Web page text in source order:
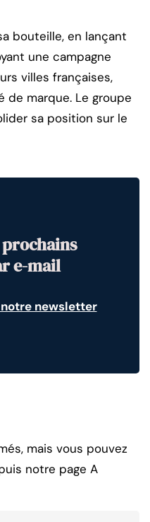
bouteille, en lançant
une campagne
villes françaises,
marque. Le groupe
sa position sur le
prochains
e-mail
newsletter
mais vous pouvez
notre page A